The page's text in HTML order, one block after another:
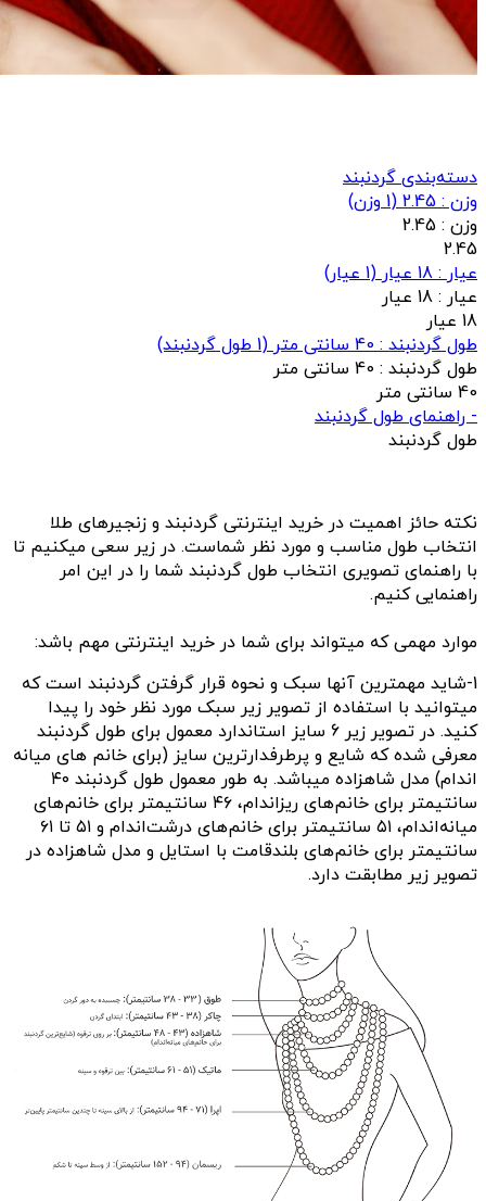
دسته‌بندی گردنبند
وزن : 2.45
(
1 وزن)
وزن : 2.45
2.45
عيار : 18 عیار
(
1 عيار)
عيار : 18 عیار
18 عیار
طول گردنبند : 40 سانتی متر
(
1 طول گردنبند)
طول گردنبند : 40 سانتی متر
40 سانتی متر
- راهنمای طول گردنبند
طول گردنبند
نکته حائز اهمیت در خرید اینترنتی گردنبند و زنجیرهای طلا
انتخاب طول مناسب و مورد نظر شماست. در زیر سعی میکنیم تا
با راهنمای تصویری انتخاب طول گردنبند شما را در این امر
راهنمایی کنیم.
موارد مهمی که میتواند برای شما در خرید اینترنتی مهم باشد:
1-شاید مهمترین آنها سبک و نحوه قرار گرفتن گردنبند است که
میتوانید با استفاده از تصویر زیر سبک مورد نظر خود را پیدا
کنید. در تصویر زیر 6 سایز استاندارد معمول برای طول گردنبند
معرفی شده که شایع و پرطرفدارترین سایز (برای خانم های میانه
اندام) مدل شاهزاده میباشد. به طور معمول
طول گردنبند ۴۰
سانتیمتر برای خانم‌های ریزاندام، ۴۶ سانتیمتر برای خانم‌های
میانه‌اندام، ۵۱ سانتیمتر برای خانم‌های درشت‌اندام و ۵۱ تا ۶۱
سانتیمتر برای خانم‌های بلندقامت با استایل و مدل شاهزاده در
تصویر زیر مطابقت دارد.